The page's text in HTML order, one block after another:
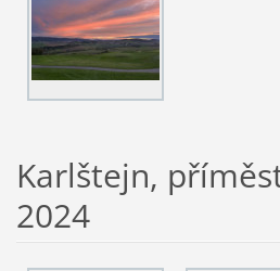
Karlštejn,
2024